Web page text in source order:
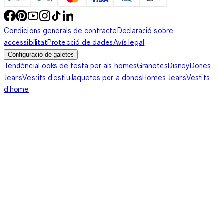
Condicions generals de contracteDeclaració sobre
accessibilitatProtecció de dadesAvís legal
Configuració de galetes
TendènciaLooks de festa per als homesGranotesDisneyDones
JeansVestits d'estiuJaquetes per a donesHomes JeansVestits
d'home